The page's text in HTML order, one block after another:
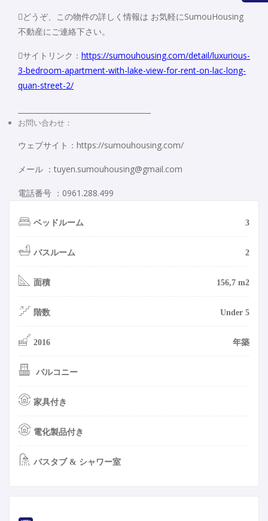
どうぞ、この物件の詳しく情報は お気軽にSumouHousing
不動産にご連絡下さい。
サイトリンク： https://sumouhousing.com/detail/luxurious-
3-bedroom-apartment-with-lake-view-for-rent-on-lac-long-
quan-street-2/
お問い合わせ：
ウェブサイト：https://sumouhousing.com/
メール ：tuyen.sumouhousing@gmail.com
電話番号 ：0961.288.499
ベッドルーム 3
バスルーム 2
面積 156,7 m2
階数 Under 5
2016 年築
バルコニー
家具付き
電化製品付き
バスタブ & シャワー室